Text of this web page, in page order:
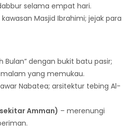
selama empat hari.
kawasan Masjid Ibrahimi; jejak para
Bulan” dengan bukit batu pasir;
yang memukau.
Nabatea; arsitektur tebing Al-
Amman) – merenungi